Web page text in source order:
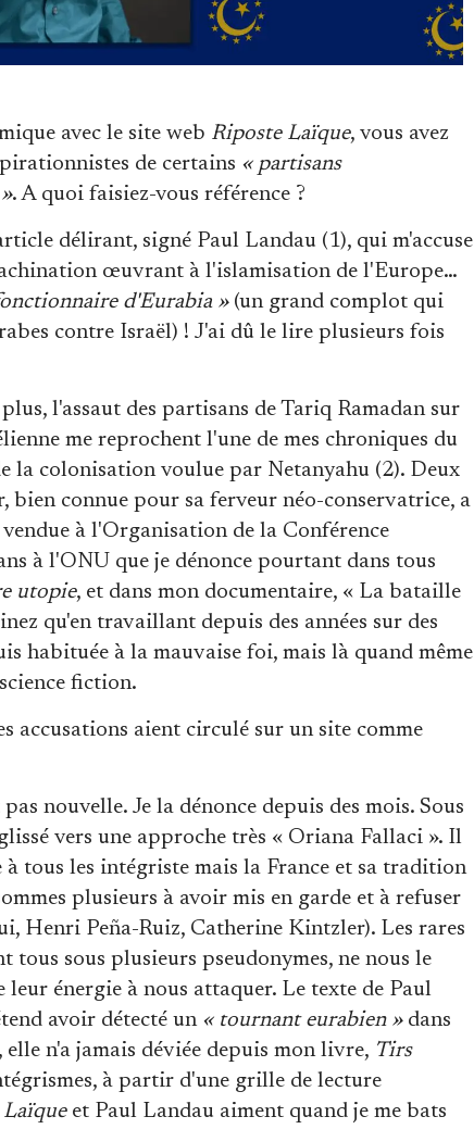
avec le site web Riposte Laïque, vous avez
de certains « partisans
. A quoi faisiez-vous référence ?
délirant, signé Paul Landau (1), qui m'accuse
œuvrant à l'islamisation de l'Europe…
d'Eurabia »(un grand complot qui
contre Israël) ! J'ai dû le lire plusieurs fois
l'assaut des partisans de Tariq Ramadan sur
me reprochent l'une de mes chroniques du
la colonisation voulue par Netanyahu (2). Deux
bien connue pour sa ferveur néo-conservatrice, a
à l'Organisation de la Conférence
à l'ONU que je dénonce pourtant dans tous
utopie, et dans mon documentaire, « La bataille
qu'en travaillant depuis des années sur des
habituée à la mauvaise foi, mais là quand même
fiction.
accusations aient circulé sur un site comme
nouvelle. Je la dénonce depuis des mois. Sous
vers une approche très « Oriana Fallaci ». Il
tous les intégriste mais la France et sa tradition
plusieurs à avoir mis en garde et à refuser
Henri Peña-Ruiz, Catherine Kintzler). Les rares
tous sous plusieurs pseudonymes, ne nous le
énergie à nous attaquer. Le texte de Paul
avoir détecté un « tournant eurabien »dans
elle n'a jamais déviée depuis mon livre, Tirs
à partir d'une grille de lecture
et Paul Landau aiment quand je me bats